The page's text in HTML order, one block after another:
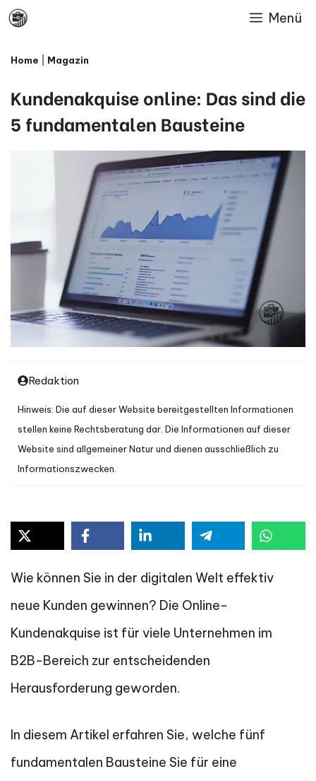
Skip
content
Menü
Home Magazin
Kundenakquise online: Das sind die
5 fundamentalen Bausteine
Redaktion
Hinweis: Die auf dieser Website bereitgestellten Informationen
stellen keine Rechtsberatung dar. Die Informationen auf dieser
Website sind allgemeiner Natur und dienen ausschließlich zu
Informationszwecken.
Wie können Sie in der digitalen Welt effektiv
neue Kunden gewinnen? Die Online-
Kundenakquise ist für viele Unternehmen im
B2B-Bereich zur entscheidenden
Herausforderung geworden.
In diesem Artikel erfahren Sie, welche fünf
fundamentalen Bausteine Sie für eine